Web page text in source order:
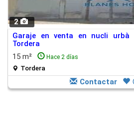
2
Garaje en venta en nucli urbà
Tordera
15 m²
Hace 2 días
Tordera
Contactar